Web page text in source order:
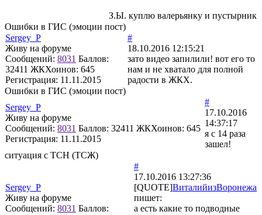
З.Ы. куплю валерьянку и пустырник
Ошибки в ГИС (эмоции пост)
Sergey_P
Живу на форуме
Сообщений: 8031 Баллов:
32411 ЖКХоинов: 645
Регистрация: 11.11.2015
#
18.10.2016 12:15:21
зато видео запилили! вот его то
нам и не хватало для полной
радости в ЖКХ.
Ошибки в ГИС (эмоции пост)
Sergey_P
Живу на форуме
Сообщений: 8031 Баллов: 32411 ЖКХоинов: 645
Регистрация: 11.11.2015
#
17.10.2016
14:37:17
я с 14 раза
зашел!
ситуация с ТСН (ТСЖ)
Sergey_P
Живу на форуме
Сообщений: 8031 Баллов:
#
17.10.2016 13:27:36
[QUOTE]ВиталийизВоронежа
пишет:
а есть какие то подводные